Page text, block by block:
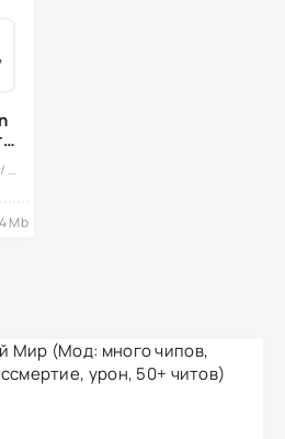
МОД / ЭКШЕНЫ / ШУТЕРЫ / КАЗУАЛЬНЫЕ / ОДНОПОЛЬЗОВАТЕЛЬСКИЕ / СТИЛИЗАЦИЯ / ОФЛАЙН / ВИД СВЕРХУ / КОСМОС / РЕТРО / АРКАДЫ
Mb